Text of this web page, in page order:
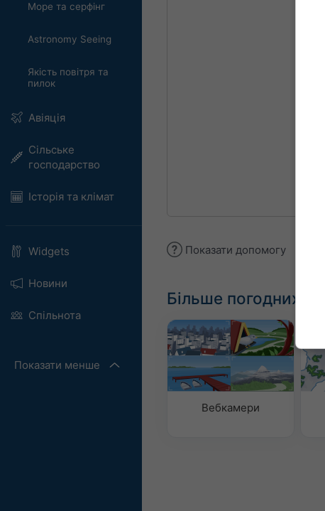
Море та серфінг
Astronomy Seeing
Якість повітря та
пилок
Авіяція
Сільське
господарство
Історія та клімат
Widgets
Новини
Спільнота
Показати менше
Показати допомогу
Більше погодних
Вебкамери